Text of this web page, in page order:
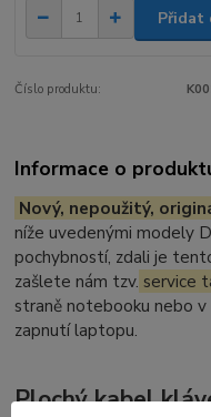
Přidat
Číslo produktu:
Informace o
Nový, nepoužitý,
níže uvedenými modely
pochybností, zdali je
zašlete nám tzv. service
straně notebooku nebo
zapnutí laptopu.
Plochý kabel